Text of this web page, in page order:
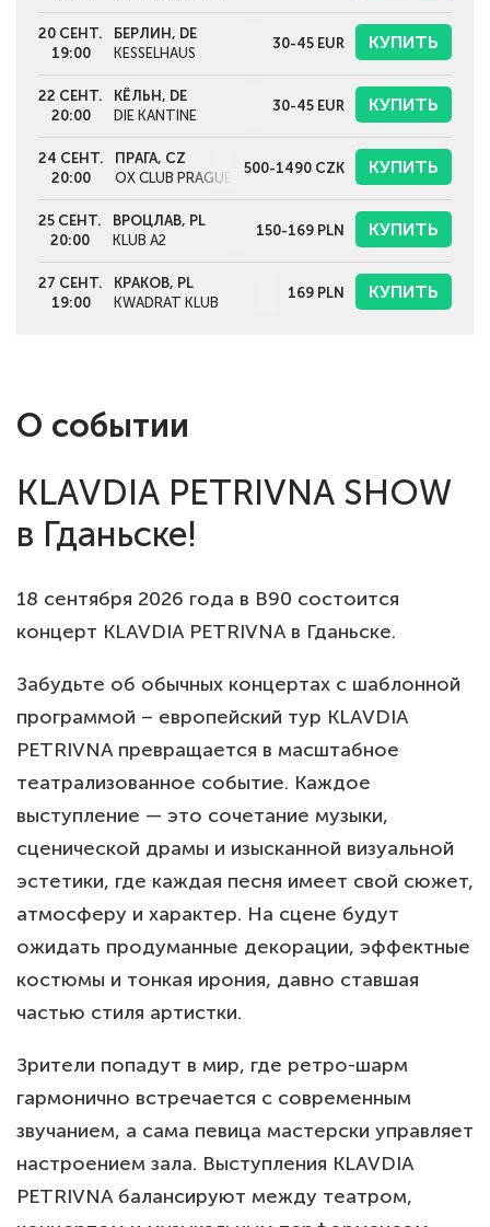
20 СЕНТ.
19:00
БЕРЛИН, DE
KESSELHAUS
30-45 EUR КУПИТЬ
22 СЕНТ.
20:00
КЁЛЬН, DE
DIE KANTINE
30-45 EUR КУПИТЬ
24 СЕНТ.
20:00
ПРАГА, CZ
OX CLUB PRAGUE
500-1490 CZK КУПИТЬ
25 СЕНТ.
20:00
ВРОЦЛАВ, PL
KLUB A2
150-169 PLN КУПИТЬ
27 СЕНТ.
19:00
КРАКОВ, PL
KWADRAT KLUB
169 PLN КУПИТЬ
О событии
KLAVDIA PETRIVNA SHOW
в Гданьске!
18 сентября 2026 года в B90 состоится
концерт KLAVDIA PETRIVNA в Гданьске.
Забудьте об обычных концертах с шаблонной
программой – европейский тур KLAVDIA
PETRIVNA превращается в масштабное
театрализованное событие. Каждое
выступление — это сочетание музыки,
сценической драмы и изысканной визуальной
эстетики, где каждая песня имеет свой сюжет,
атмосферу и характер. На сцене будут
ожидать продуманные декорации, эффектные
костюмы и тонкая ирония, давно ставшая
частью стиля артистки.
Зрители попадут в мир, где ретро-шарм
гармонично встречается с современным
звучанием, а сама певица мастерски управляет
настроением зала. Выступления KLAVDIA
PETRIVNA балансируют между театром,